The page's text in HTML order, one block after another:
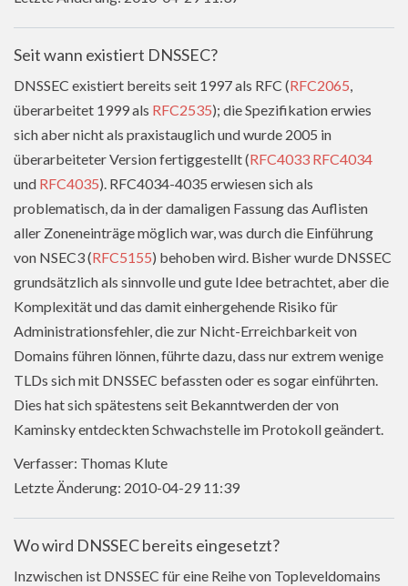
Seit wann existiert DNSSEC?
DNSSEC existiert bereits seit 1997 als RFC (RFC2065,
überarbeitet 1999 als RFC2535); die Spezifikation erwies
sich aber nicht als praxistauglich und wurde 2005 in
überarbeiteter Version fertiggestellt (RFC4033 RFC4034
und RFC4035). RFC4034-4035 erwiesen sich als
problematisch, da in der damaligen Fassung das Auflisten
aller Zoneneinträge möglich war, was durch die Einführung
von NSEC3 (RFC5155) behoben wird. Bisher wurde DNSSEC
grundsätzlich als sinnvolle und gute Idee betrachtet, aber die
Komplexität und das damit einhergehende Risiko für
Administrationsfehler, die zur Nicht-Erreichbarkeit von
Domains führen lönnen, führte dazu, dass nur extrem wenige
TLDs sich mit DNSSEC befassten oder es sogar einführten.
Dies hat sich spätestens seit Bekanntwerden der von
Kaminsky entdeckten Schwachstelle im Protokoll geändert.
Verfasser: Thomas Klute
Letzte Änderung: 2010-04-29 11:39
Wo wird DNSSEC bereits eingesetzt?
Inzwischen ist DNSSEC für eine Reihe von Topleveldomains